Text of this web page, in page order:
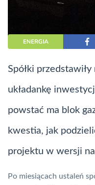
ENERGIA
Spółki
układankę
powstać ma blok
kwestia, jak
projektu w wersji
Po miesiącach ustaleń